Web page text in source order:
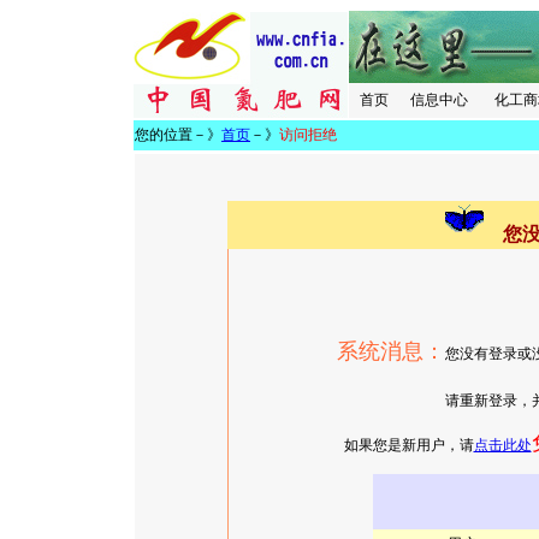
首页 信息中心 化工
您的位置－》 首页 －》 访问拒绝
您
系统消息： 您没有登录或
请重新登录，并确认有相
如果您是新用户，请点击此处